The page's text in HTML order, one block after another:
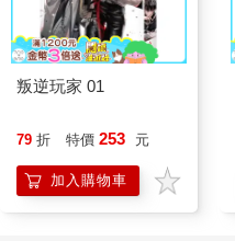
叛逆玩家 01
79 折 特價 253 元
加入購物車